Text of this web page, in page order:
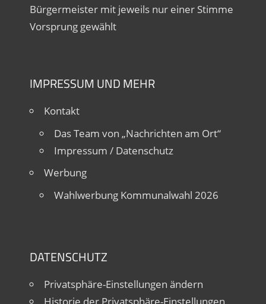
Bürgermeister mit jeweils nur einer Stimme
Vorsprung gewählt
IMPRESSUM UND MEHR
Kontakt
Das Team von „Nachrichten am Ort“
Impressum / Datenschutz
Werbung
Wahlwerbung Kommunalwahl 2026
DATENSCHUTZ
Privatsphäre-Einstellungen ändern